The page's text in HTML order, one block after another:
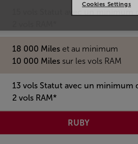
15 vols Statut avec un minimum
18 000 Miles et au minimum
10 000 Miles sur les vols RAM
13 vols Statut avec un minimum
2 vols RAM*
RUBY
Cookies Settings